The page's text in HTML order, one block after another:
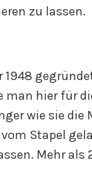
zu lassen.
man hier für
wie sie die
Stapel
Mehr als